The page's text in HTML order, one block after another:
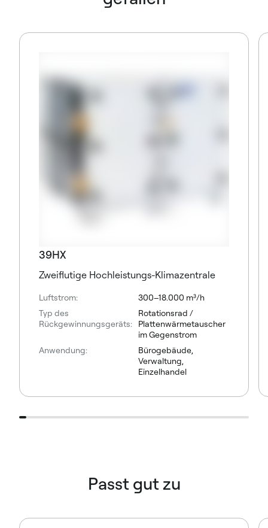
39HX
Zweiflutige Hochleistungs-Klimazentrale
Luftstrom:
300–18.000 m³/h
Typ des
Rückgewinnungsgeräts:
Rotationsrad /
Plattenwärmetauscher
im Gegenstrom
Anwendung:
Bürogebäude,
Verwaltung,
Einzelhandel
Passt gut zu